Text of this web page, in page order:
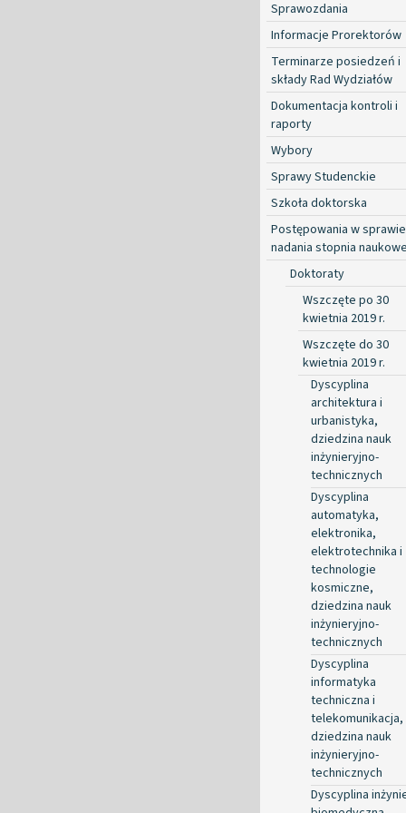
Sprawozdania
Informacje Prorektorów
Terminarze posiedzeń i
składy Rad Wydziałów
Dokumentacja kontroli i
raporty
Wybory
Sprawy Studenckie
Szkoła doktorska
Postępowania w sprawie
nadania stopnia
Doktoraty
Wszczęte po 30
kwietnia 2019 r.
Wszczęte do 30
kwietnia 2019 r.
Dyscyplina
architektura i
urbanistyka,
dziedzina nauk
inżynieryjno-
technicznych
Dyscyplina
automatyka,
elektronika,
elektrotechnika i
technologie
kosmiczne,
dziedzina nauk
inżynieryjno-
technicznych
Dyscyplina
informatyka
techniczna i
telekomunikacja,
dziedzina nauk
inżynieryjno-
technicznych
Dyscyplina